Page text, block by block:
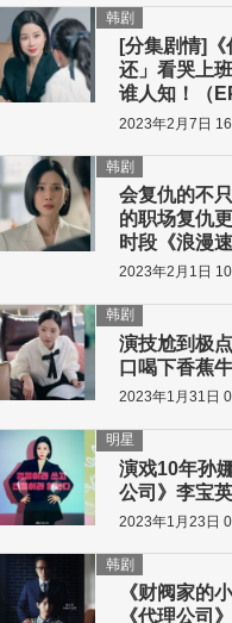
[分集剧情]
还」看哭上
谁人知！（
韩剧
2023年2月7日
会复仇的不
的职场复仇
时段《浪漫
韩剧
2023年2月1日
演技尬到极
口喝下香蕉
韩剧
2023年1月31日
演戏10年孙
公司》李宝
明星
2023年1月23日
《财阀家的
《代理公司
韩剧